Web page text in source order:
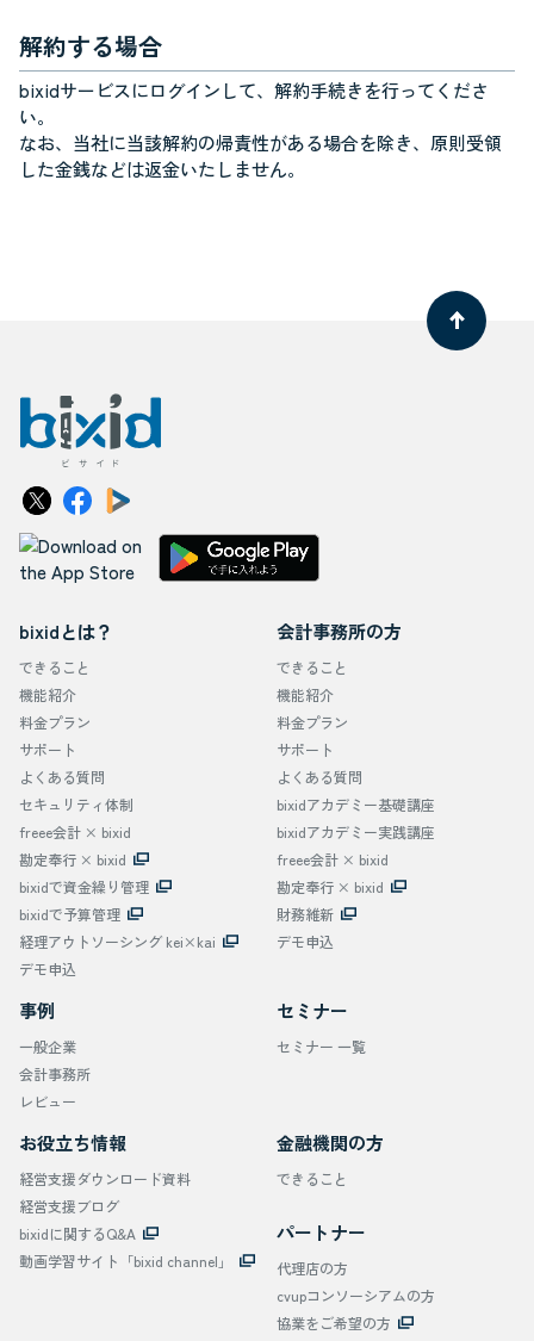
解約する場合
bixidサービスにログインして、解約手続きを行ってくださ
い。
なお、当社に当該解約の帰責性がある場合を除き、原則受領
した金銭などは返金いたしません。
bixidとは？
できること
機能紹介
料金プラン
サポート
よくある質問
セキュリティ体制
freee会計 × bixid
勘定奉行 × bixid
bixidで資金繰り管理
bixidで予算管理
経理アウトソーシング kei×kai
デモ申込
会計事務所の方
できること
機能紹介
料金プラン
サポート
よくある質問
bixidアカデミー基礎講座
bixidアカデミー実践講座
freee会計 × bixid
勘定奉行 × bixid
財務維新
デモ申込
事例
一般企業
会計事務所
レビュー
セミナー
セミナー 一覧
お役立ち情報
経営支援ダウンロード資料
経営支援ブログ
bixidに関するQ&A
動画学習サイト「bixid channel」
金融機関の方
できること
パートナー
代理店の方
cvupコンソーシアムの方
協業をご希望の方